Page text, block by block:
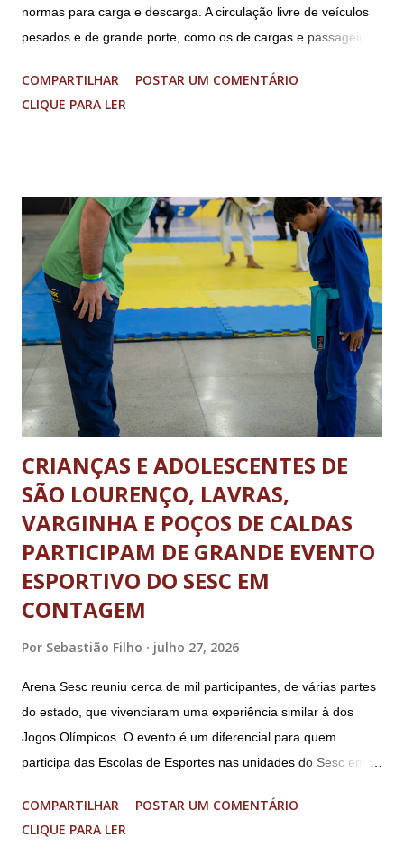
normas para carga e descarga. A circulação livre de veículos
pesados e de grande porte, como os de cargas e passageiros
Tijuco (com total liberdade apenas no Colônia). No centro
histórico e área restrita à circulação de veículos cujo peso
das 08h às 18h; aos sábados das 08h às 13h; Nos domingos e
feriados livres. Haverá tolerância de 30 minutos, após o
término dos horários estabelecidos aos veículos que já se
encontrarem em operação de descarga. A nova legislação vale
para os ônibus que viajam entre estados e municípios quanto
carretas e caminhões pesados. A determinação não se aplica
aos ônibus que realizam o transporte dentro da...
COMPARTILHAR
POSTAR UM COMENTÁRIO
CLIQUE PARA LER
CRIANÇAS E ADOLESCENTES DE
SÃO LOURENÇO, LAVRAS,
VARGINHA E POÇOS DE CALDAS
PARTICIPAM DE GRANDE EVENTO
ESPORTIVO DO SESC EM
CONTAGEM
Por Sebastião Filho julho 27, 2026
Arena Sesc reuniu cerca de mil participantes, de várias partes
do estado, que vivenciaram uma experiência similar à dos
Jogos Olímpicos. O evento é um diferencial para quem
participa das Escolas de Esportes nas unidades do Sesc em
adolescentes. É isso que o Arena Sesc proporcionou para 165
integrantes das Escolas de Esportes do Sesc São Lourenço,
COMPARTILHAR
POSTAR UM COMENTÁRIO
CLIQUE PARA LER